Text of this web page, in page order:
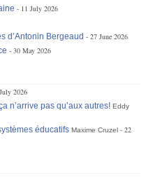
11 July 2026
d’Antonin Bergeaud
27 June 2026
30 May 2026
2026
n’arrive pas qu’aux autres! Eddy
éducatifs Maxime Cruzel
22